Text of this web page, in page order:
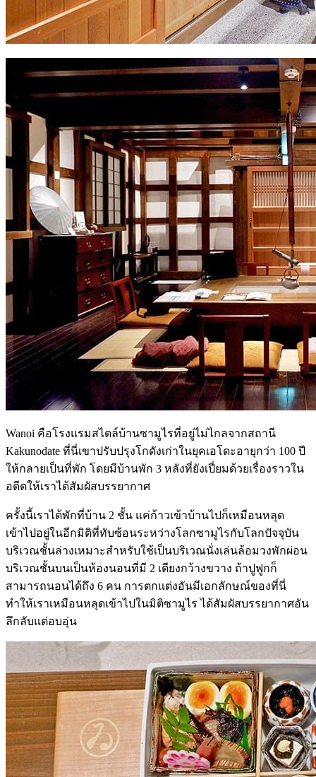
Wanoi คือโรงแรมสไตล์บ้านซามูไรที่อยู่ไม่ไกลจากสถานี
Kakunodate ที่นี่เขาปรับปรุงโกดังเก่าในยุคเอโดะอายุกว่า 100 ปี
ให้กลายเป็นที่พัก โดยมีบ้านพัก 3 หลังที่ยังเปี่ยมด้วยเรื่องราวใน
อดีตให้เราได้สัมผัสบรรยากาศ
ครั้งนี้เราได้พักที่บ้าน 2 ชั้น แค่ก้าวเข้าบ้านไปก็เหมือนหลุด
เข้าไปอยู่ในอีกมิติที่ทับซ้อนระหว่างโลกซามูไรกับโลกปัจจุบัน
บริเวณชั้นล่างเหมาะสำหรับใช้เป็นบริเวณนั่งเล่นล้อมวงพักผ่อน
บริเวณชั้นบนเป็นห้องนอนที่มี 2 เตียงกว้างขวาง ถ้าปูฟูกก็
สามารถนอนได้ถึง 6 คน การตกแต่งอันมีเอกลักษณ์ของที่นี่
ทำให้เราเหมือนหลุดเข้าไปในมิติซามูไร ได้สัมผัสบรรยากาศอัน
ลึกลับแต่อบอุ่น